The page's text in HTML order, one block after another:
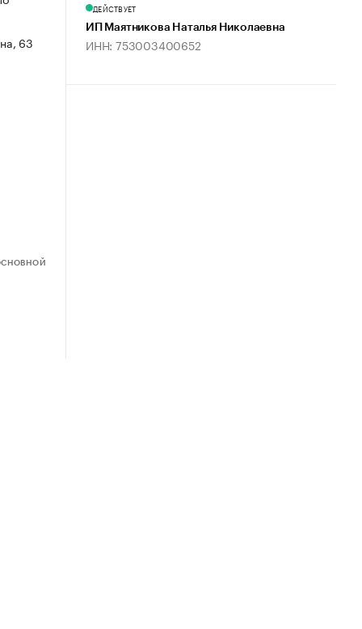
63
ДЕЙСТВУЕТ
ИП Маятникова Наталья Николаевна
ИНН: 753003400652